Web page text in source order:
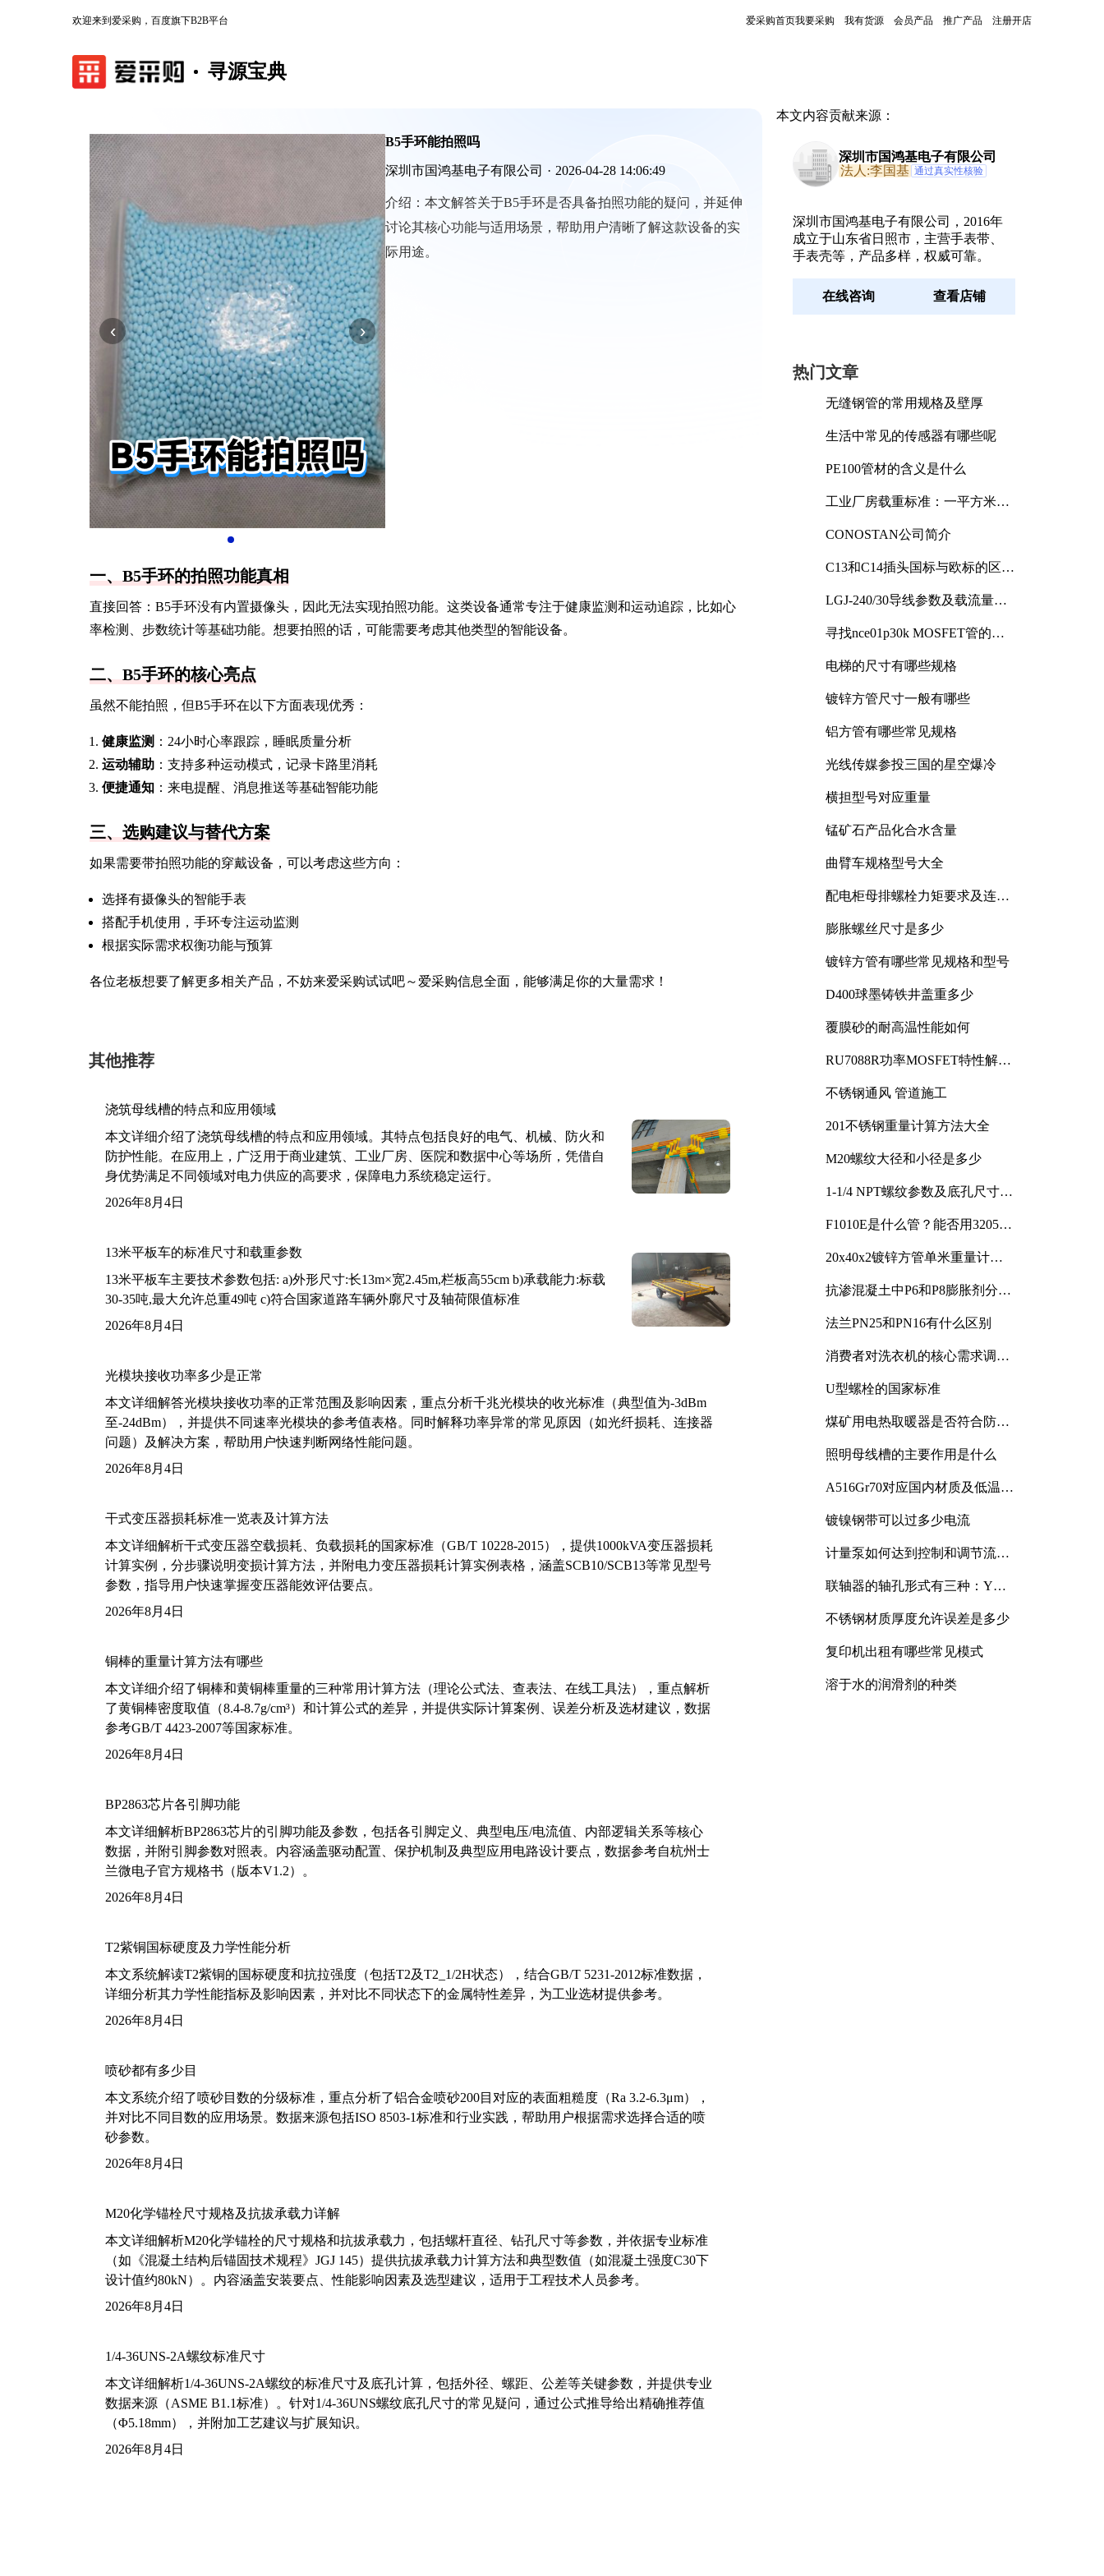
欢迎来到爱采购，百度旗下B2B平台 爱采购首页我要采购 我有货源 会员产品 推广产品 注册开店
寻源宝典
‹ ›
B5手环能拍照吗
深圳市国鸿基电子有限公司 · 2026-04-28 14:06:49
介绍： 本文解答关于B5手环是否具备拍照功能的疑问，并延伸
讨论其核心功能与适用场景，帮助用户清晰了解这款设备的实
际用途。
一、B5手环的拍照功能真相
直接回答：B5手环没有内置摄像头，因此无法实现拍照功能。这类设备通常专注于健康监测和运动追踪，比如心
率检测、步数统计等基础功能。想要拍照的话，可能需要考虑其他类型的智能设备。
二、B5手环的核心亮点
虽然不能拍照，但B5手环在以下方面表现优秀：
健康监测 ：24小时心率跟踪，睡眠质量分析
运动辅助 ：支持多种运动模式，记录卡路里消耗
便捷通知 ：来电提醒、消息推送等基础智能功能
三、选购建议与替代方案
如果需要带拍照功能的穿戴设备，可以考虑这些方向：
选择有摄像头的智能手表
搭配手机使用，手环专注运动监测
根据实际需求权衡功能与预算
各位老板想要了解更多相关产品，不妨来爱采购试试吧～爱采购信息全面，能够满足你的大量需求！
其他推荐
浇筑母线槽的特点和应用领域
本文详细介绍了浇筑母线槽的特点和应用领域。其特点包括良好的电气、机械、防火和
防护性能。在应用上，广泛用于商业建筑、工业厂房、医院和数据中心等场所，凭借自
身优势满足不同领域对电力供应的高要求，保障电力系统稳定运行。
2026年8月4日
13米平板车的标准尺寸和载重参数
13米平板车主要技术参数包括: a)外形尺寸:长13m×宽2.45m,栏板高55cm b)承载能力:标载
30-35吨,最大允许总重49吨 c)符合国家道路车辆外廓尺寸及轴荷限值标准
2026年8月4日
光模块接收功率多少是正常
本文详细解答光模块接收功率的正常范围及影响因素，重点分析千兆光模块的收光标准（典型值为-3dBm
至-24dBm），并提供不同速率光模块的参考值表格。同时解释功率异常的常见原因（如光纤损耗、连接器
问题）及解决方案，帮助用户快速判断网络性能问题。
2026年8月4日
干式变压器损耗标准一览表及计算方法
本文详细解析干式变压器空载损耗、负载损耗的国家标准（GB/T 10228-2015），提供1000kVA变压器损耗
计算实例，分步骤说明变损计算方法，并附电力变压器损耗计算实例表格，涵盖SCB10/SCB13等常见型号
参数，指导用户快速掌握变压器能效评估要点。
2026年8月4日
铜棒的重量计算方法有哪些
本文详细介绍了铜棒和黄铜棒重量的三种常用计算方法（理论公式法、查表法、在线工具法），重点解析
了黄铜棒密度取值（8.4-8.7g/cm³）和计算公式的差异，并提供实际计算案例、误差分析及选材建议，数据
参考GB/T 4423-2007等国家标准。
2026年8月4日
BP2863芯片各引脚功能
本文详细解析BP2863芯片的引脚功能及参数，包括各引脚定义、典型电压/电流值、内部逻辑关系等核心
数据，并附引脚参数对照表。内容涵盖驱动配置、保护机制及典型应用电路设计要点，数据参考自杭州士
兰微电子官方规格书（版本V1.2）。
2026年8月4日
T2紫铜国标硬度及力学性能分析
本文系统解读T2紫铜的国标硬度和抗拉强度（包括T2及T2_1/2H状态），结合GB/T 5231-2012标准数据，
详细分析其力学性能指标及影响因素，并对比不同状态下的金属特性差异，为工业选材提供参考。
2026年8月4日
喷砂都有多少目
本文系统介绍了喷砂目数的分级标准，重点分析了铝合金喷砂200目对应的表面粗糙度（Ra 3.2-6.3μm），
并对比不同目数的应用场景。数据来源包括ISO 8503-1标准和行业实践，帮助用户根据需求选择合适的喷
砂参数。
2026年8月4日
M20化学锚栓尺寸规格及抗拔承载力详解
本文详细解析M20化学锚栓的尺寸规格和抗拔承载力，包括螺杆直径、钻孔尺寸等参数，并依据专业标准
（如《混凝土结构后锚固技术规程》JGJ 145）提供抗拔承载力计算方法和典型数值（如混凝土强度C30下
设计值约80kN）。内容涵盖安装要点、性能影响因素及选型建议，适用于工程技术人员参考。
2026年8月4日
1/4-36UNS-2A螺纹标准尺寸
本文详细解析1/4-36UNS-2A螺纹的标准尺寸及底孔计算，包括外径、螺距、公差等关键参数，并提供专业
数据来源（ASME B1.1标准）。针对1/4-36UNS螺纹底孔尺寸的常见疑问，通过公式推导给出精确推荐值
（Φ5.18mm），并附加工艺建议与扩展知识。
2026年8月4日
本文内容贡献来源：
深圳市国鸿基电子有限公司
法人:李国基 通过真实性核验
深圳市国鸿基电子有限公司，2016年
成立于山东省日照市，主营手表带、
手表壳等，产品多样，权威可靠。
在线咨询 查看店铺
热门文章
无缝钢管的常用规格及壁厚
生活中常见的传感器有哪些呢
PE100管材的含义是什么
工业厂房载重标准：一平方米能
CONOSTAN公司简介
C13和C14插头国标与欧标的区别
LGJ-240/30导线参数及载流量解
寻找nce01p30k MOSFET管的合
电梯的尺寸有哪些规格
镀锌方管尺寸一般有哪些
铝方管有哪些常见规格
光线传媒参投三国的星空爆冷
横担型号对应重量
锰矿石产品化合水含量
曲臂车规格型号大全
配电柜母排螺栓力矩要求及连接
膨胀螺丝尺寸是多少
镀锌方管有哪些常见规格和型号
D400球墨铸铁井盖重多少
覆膜砂的耐高温性能如何
RU7088R功率MOSFET特性解析
不锈钢通风 管道施工
201不锈钢重量计算方法大全
M20螺纹大径和小径是多少
1-1/4 NPT螺纹参数及底孔尺寸详
F1010E是什么管？能否用3205或
20x40x2镀锌方管单米重量计算
抗渗混凝土中P6和P8膨胀剂分别
法兰PN25和PN16有什么区别
消费者对洗衣机的核心需求调研
U型螺栓的国家标准
煤矿用电热取暖器是否符合防爆
照明母线槽的主要作用是什么
A516Gr70对应国内材质及低温冲
镀镍钢带可以过多少电流
计量泵如何达到控制和调节流量
联轴器的轴孔形式有三种：Y
不锈钢材质厚度允许误差是多少
复印机出租有哪些常见模式
溶于水的润滑剂的种类